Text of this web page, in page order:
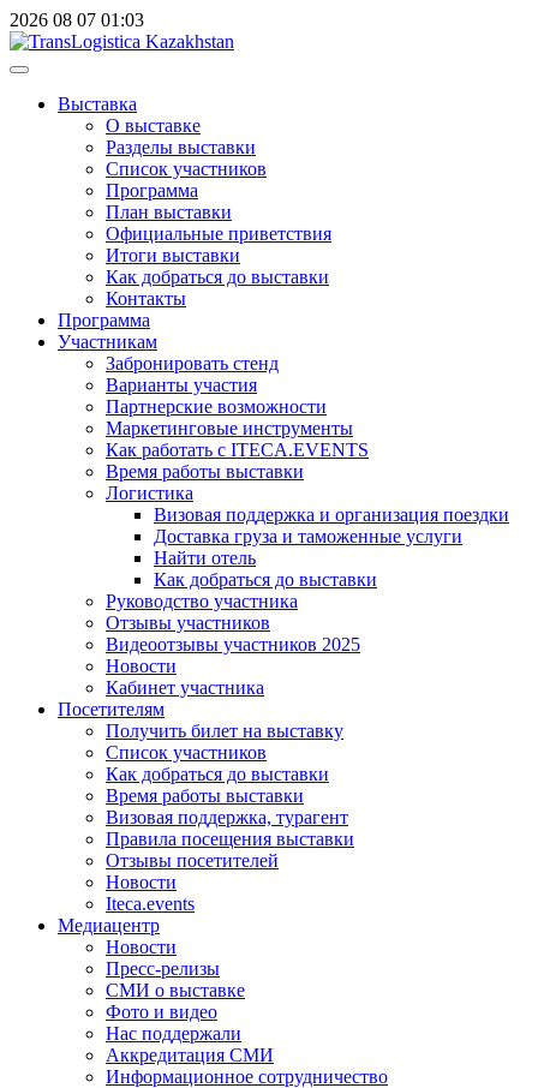
2026 08 07 01:03
Выставка
О выставке
Разделы выставки
Список участников
Программа
План выставки
Официальные приветствия
Итоги выставки
Как добраться до выставки
Контакты
Программа
Участникам
Забронировать стенд
Варианты участия
Партнерские возможности
Маркетинговые инструменты
Как работать с ITECA.EVENTS
Время работы выставки
Логистика
Визовая поддержка и организация поездки
Доставка груза и таможенные услуги
Найти отель
Как добраться до выставки
Руководство участника
Отзывы участников
Видеоотзывы участников 2025
Новости
Кабинет участника
Посетителям
Получить билет на выставку
Список участников
Как добраться до выставки
Время работы выставки
Визовая поддержка, турагент
Правила посещения выставки
Отзывы посетителей
Новости
Iteca.events
Медиацентр
Новости
Пресс-релизы
СМИ о выставке
Фото и видео
Нас поддержали
Аккредитация СМИ
Информационное сотрудничество